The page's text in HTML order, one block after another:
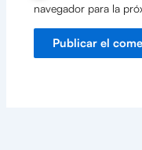
navegador para la